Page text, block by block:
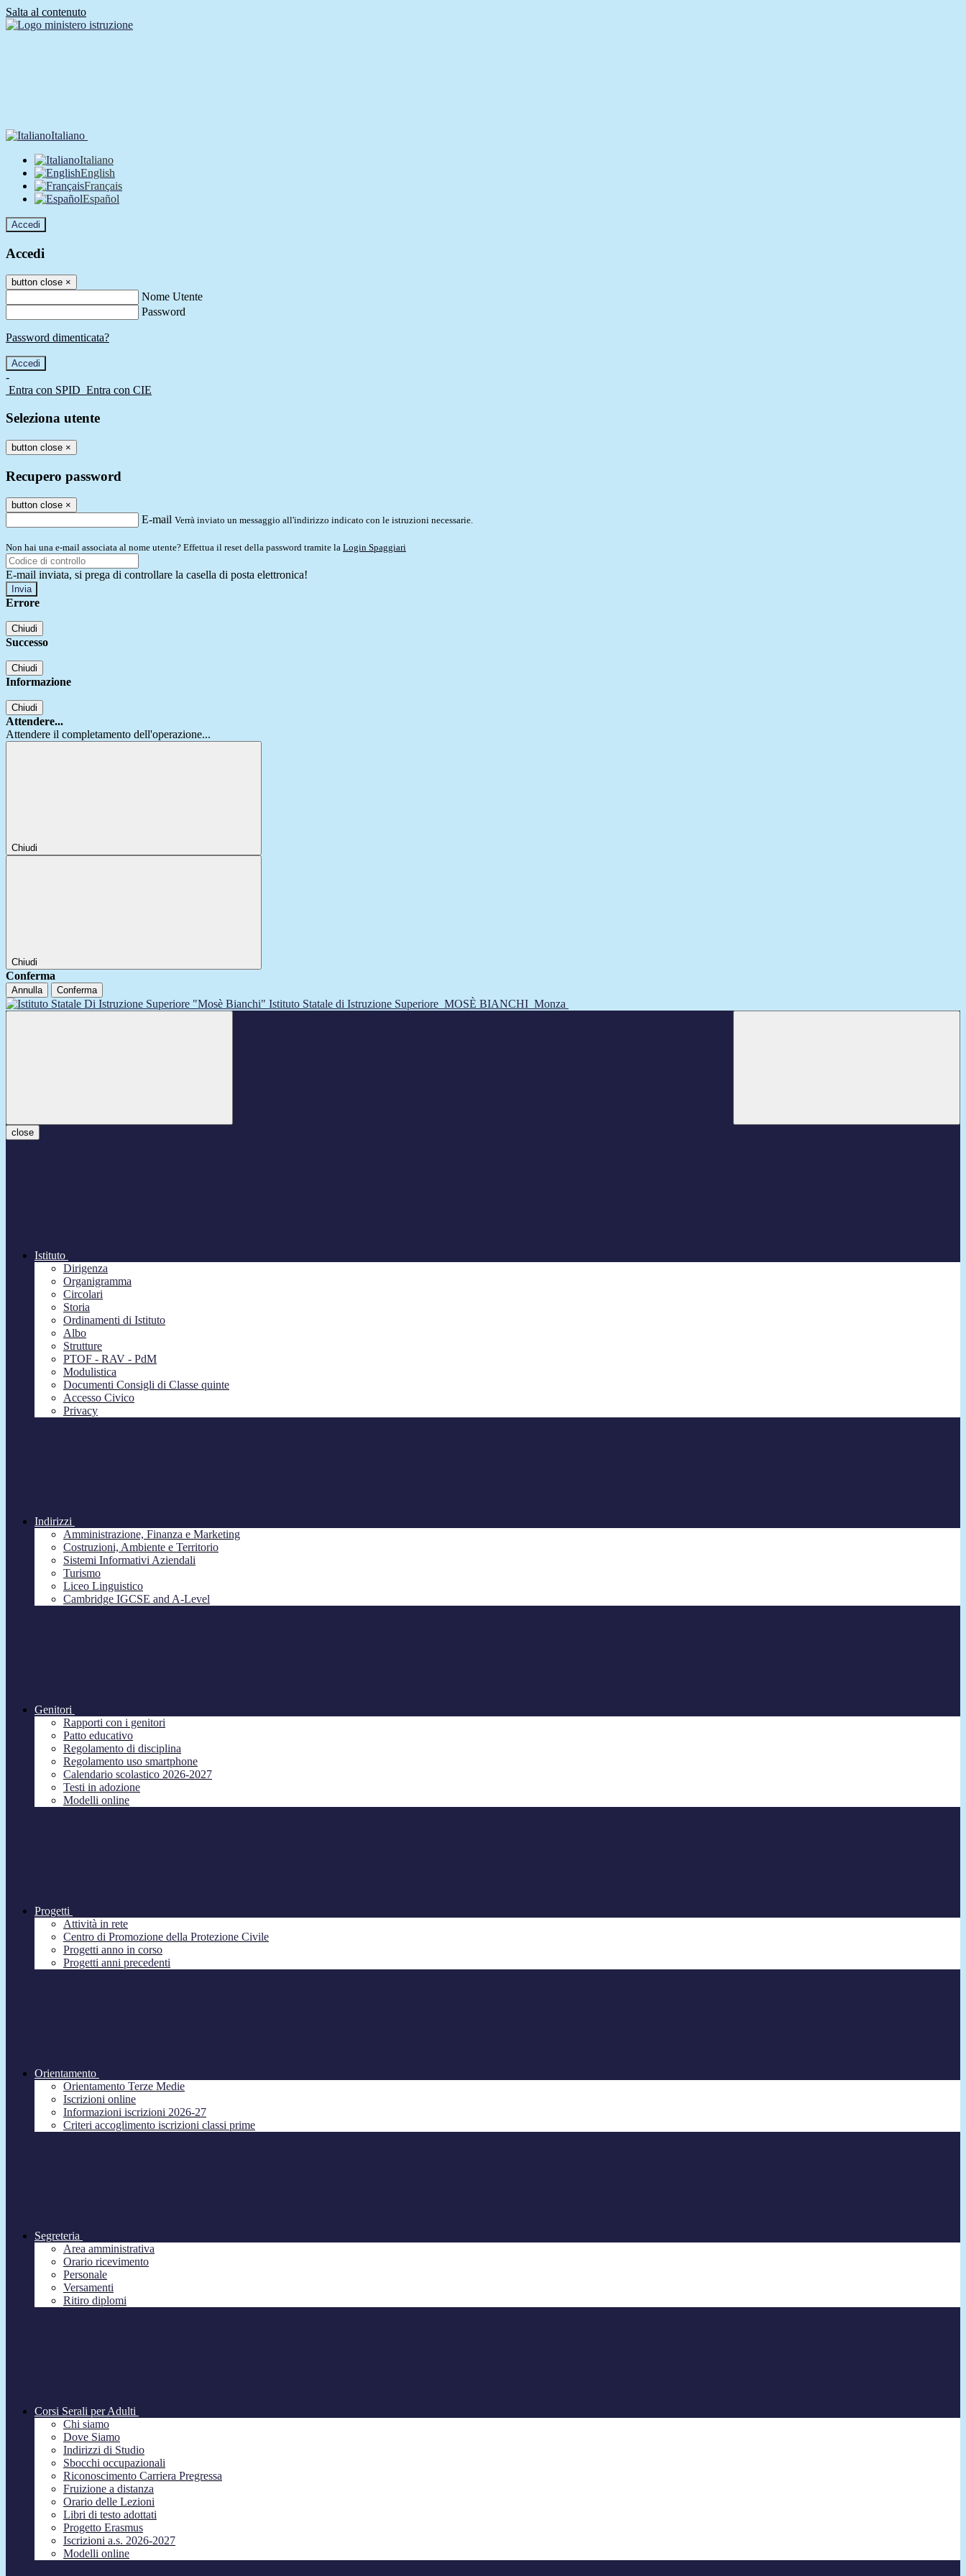
Salta al contenuto
Italiano
Italiano
English
Français
Español
Accedi
Accedi
button close ×
Nome Utente
Password
Password dimenticata?
-
Entra con SPID Entra con CIE
Seleziona utente
button close ×
Recupero password
button close ×
E-mail Verrà inviato un messaggio all'indirizzo indicato con le istruzioni necessarie.
Non hai una e-mail associata al nome utente? Effettua il reset della password tramite la Login Spaggiari
E-mail inviata, si prega di controllare la casella di posta elettronica!
Errore
Chiudi
Successo
Chiudi
Informazione
Chiudi
Attendere...
Attendere il completamento dell'operazione...
Chiudi
Chiudi
Conferma
Annulla Conferma
Istituto Statale di Istruzione Superiore MOSÈ BIANCHI Monza
close
Istituto
Dirigenza
Organigramma
Circolari
Storia
Ordinamenti di Istituto
Albo
Strutture
PTOF - RAV - PdM
Modulistica
Documenti Consigli di Classe quinte
Accesso Civico
Privacy
Indirizzi
Amministrazione, Finanza e Marketing
Costruzioni, Ambiente e Territorio
Sistemi Informativi Aziendali
Turismo
Liceo Linguistico
Cambridge IGCSE and A-Level
Genitori
Rapporti con i genitori
Patto educativo
Regolamento di disciplina
Regolamento uso smartphone
Calendario scolastico 2026-2027
Testi in adozione
Modelli online
Progetti
Attività in rete
Centro di Promozione della Protezione Civile
Progetti anno in corso
Progetti anni precedenti
Orientamento
Orientamento Terze Medie
Iscrizioni online
Informazioni iscrizioni 2026-27
Criteri accoglimento iscrizioni classi prime
Segreteria
Area amministrativa
Orario ricevimento
Personale
Versamenti
Ritiro diplomi
Corsi Serali per Adulti
Chi siamo
Dove Siamo
Indirizzi di Studio
Sbocchi occupazionali
Riconoscimento Carriera Pregressa
Fruizione a distanza
Orario delle Lezioni
Libri di testo adottati
Progetto Erasmus
Iscrizioni a.s. 2026-2027
Modelli online